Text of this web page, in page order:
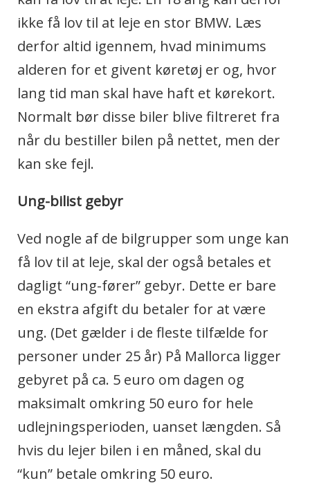
ikke få lov til at leje en stor BMW. Læs
derfor altid igennem, hvad minimums
alderen for et givent køretøj er og, hvor
lang tid man skal have haft et kørekort.
Normalt bør disse biler blive filtreret fra
når du bestiller bilen på nettet, men der
kan ske fejl.
Ung-bilist gebyr
Ved nogle af de bilgrupper som unge kan
få lov til at leje, skal der også betales et
dagligt “ung-fører” gebyr. Dette er bare
en ekstra afgift du betaler for at være
ung. (Det gælder i de fleste tilfælde for
personer under 25 år) På Mallorca ligger
gebyret på ca. 5 euro om dagen og
maksimalt omkring 50 euro for hele
udlejningsperioden, uanset længden. Så
hvis du lejer bilen i en måned, skal du
“kun” betale omkring 50 euro.